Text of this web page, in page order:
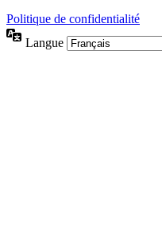
Politique de confidentialité
Langue